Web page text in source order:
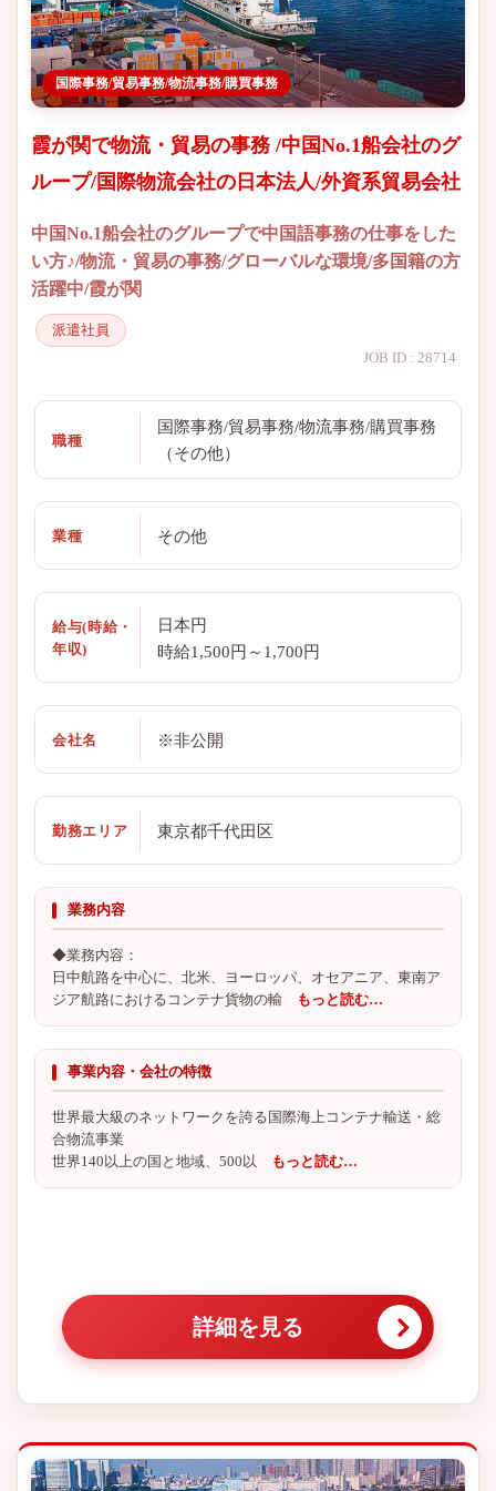
国際事務/貿易事務/物流事務/購買事務
霞が関で物流・貿易の事務 /中国No.1船会社のグ
ループ/国際物流会社の日本法人/外資系貿易会社
中国No.1船会社のグループで中国語事務の仕事をした
い方♪/物流・貿易の事務/グローバルな環境/多国籍の方
活躍中/霞が関
派遣社員
JOB ID : 28714
職種
国際事務/貿易事務/物流事務/購買事務
（その他）
業種 その他
給与(時給・
年収)
日本円
時給1,500円～1,700円
会社名 ※非公開
勤務エリア 東京都千代田区
業務内容
◆業務内容：
日中航路を中心に、北米、ヨーロッパ、オセアニア、東南ア
ジア航路におけるコンテナ貨物の輸 もっと読む…
事業内容・会社の特徴
世界最大級のネットワークを誇る国際海上コンテナ輸送・総
合物流事業
世界140以上の国と地域、500以 もっと読む…
詳細を見る